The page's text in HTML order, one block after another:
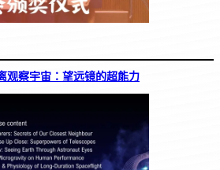
观察宇宙：望远镜的超能力